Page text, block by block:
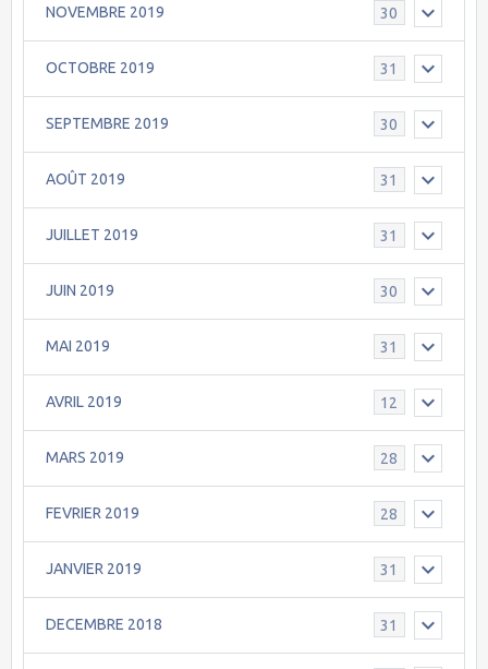
NOVEMBRE 2019 30
OCTOBRE 2019 31
SEPTEMBRE 2019 30
AOÛT 2019 31
JUILLET 2019 31
JUIN 2019 30
MAI 2019 31
AVRIL 2019 12
MARS 2019 28
FEVRIER 2019 28
JANVIER 2019 31
DECEMBRE 2018 31